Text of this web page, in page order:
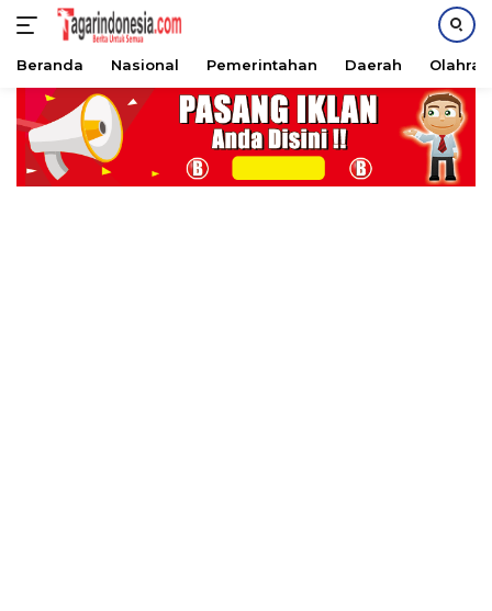
Langsung
konten
Beranda Nasional Pemerintahan Daerah